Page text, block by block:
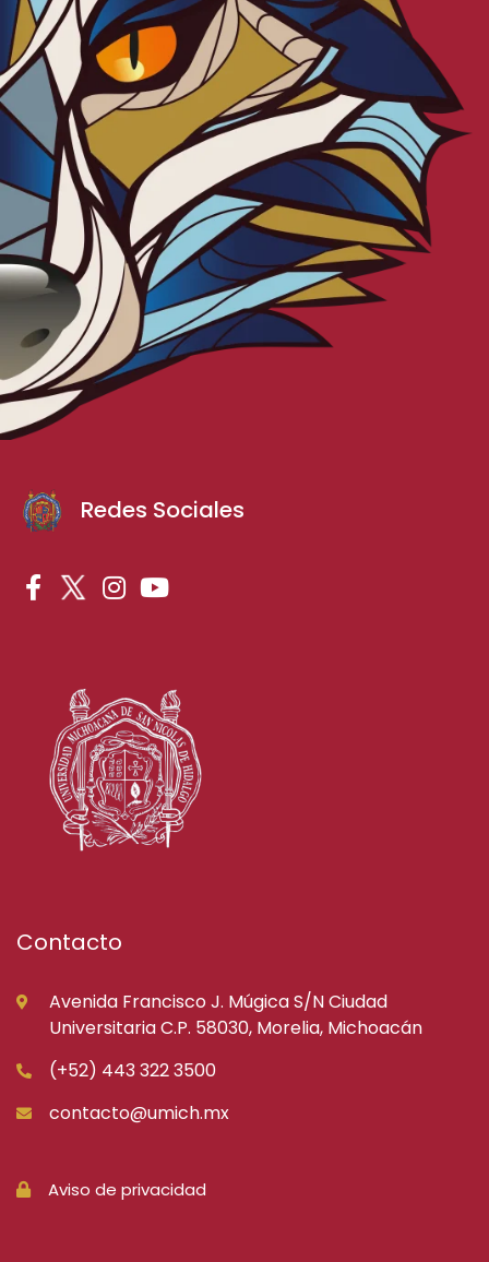
Redes Sociales
Contacto
Avenida Francisco J. Múgica S/N Ciudad
Universitaria C.P. 58030, Morelia, Michoacán
(+52) 443 322 3500
contacto@umich.mx
Aviso de privacidad